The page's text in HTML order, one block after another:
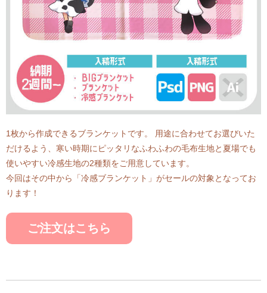
1枚から作成できるブランケットです。 用途に合わせてお選びいた
だけるよう、寒い時期にピッタリなふわふわの毛布生地と夏場でも
使いやすい冷感生地の2種類をご用意しています。
今回はその中から「冷感ブランケット」がセールの対象となってお
ります！
ご注文はこちら